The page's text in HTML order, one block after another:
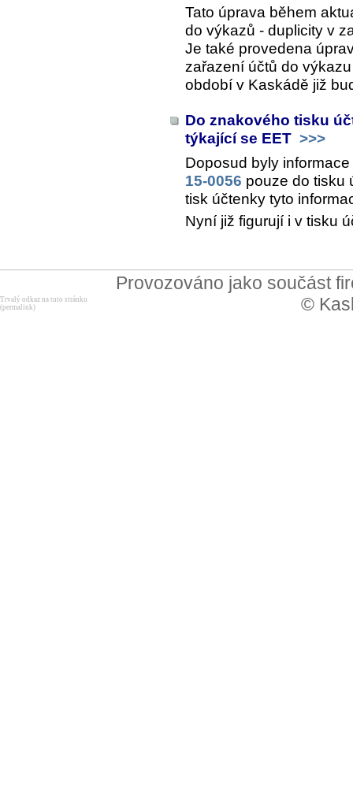
Tato úprava během
do výkazů - duplicity v
Je také provedena
zařazení účtů do
období v Kaskádě již
Do znakového tisku
týkající se EET >>>
Doposud byly
15-0056 pouze do tisku
tisk účtenky tyto
Nyní již figurují i v tisku
Provozováno jako součást
©
Trvalý odkaz na tuto stránku
(permalink)